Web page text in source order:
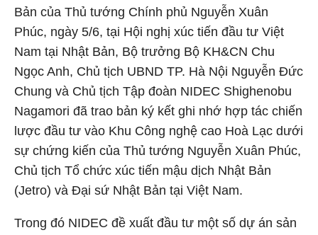
Bản của Thủ tướng Chính phủ Nguyễn Xuân
Phúc, ngày 5/6, tại Hội nghị xúc tiến đầu tư Việt
Nam tại Nhật Bản, Bộ trưởng Bộ KH&CN Chu
Ngọc Anh, Chủ tịch UBND TP. Hà Nội Nguyễn Đức
Chung và Chủ tịch Tập đoàn NIDEC Shighenobu
Nagamori đã trao bản ký kết ghi nhớ hợp tác chiến
lược đầu tư vào Khu Công nghệ cao Hoà Lạc dưới
sự chứng kiến của Thủ tướng Nguyễn Xuân Phúc,
Chủ tịch Tổ chức xúc tiến mậu dịch Nhật Bản
(Jetro) và Đại sứ Nhật Bản tại Việt Nam.
Trong đó NIDEC đề xuất đầu tư một số dự án sản